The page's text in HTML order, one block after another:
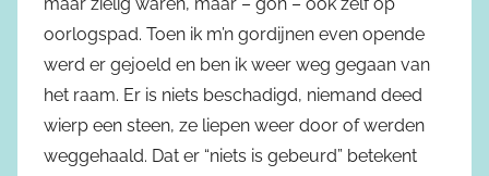
oorlogspad. Toen ik m’n gordijnen even opende
werd er gejoeld en ben ik weer weg gegaan van
het raam. Er is niets beschadigd, niemand deed
wierp een steen, ze liepen weer door of werden
weggehaald. Dat er “niets is gebeurd” betekent